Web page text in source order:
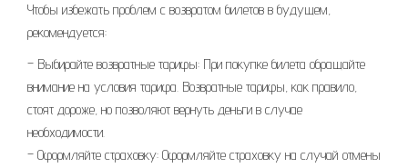
Чтобы избежать проблем с возвратом билетов в будущем,
рекомендуется:
– Выбирайте возвратные тарифы: При покупке билета обращайте
внимание на условия тарифа. Возвратные тарифы, как правило,
стоят дороже, но позволяют вернуть деньги в случае
необходимости.
– Оформляйте страховку: Оформляйте страховку на случай отмены